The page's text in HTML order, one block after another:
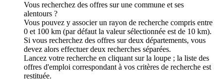
Vous recherchez des offres sur une commune et ses
alentours ?
Vous pouvez y associer un rayon de recherche compris entre
0 et 100 km (par défaut la valeur sélectionnée est de 10 km).
Si vous recherchez des offres sur deux départements, vous
devez alors effectuer deux recherches séparées.
Lancez votre recherche en cliquant sur la loupe ; la liste des
offres d'emploi correspondant à vos critères de recherche est
restituée.